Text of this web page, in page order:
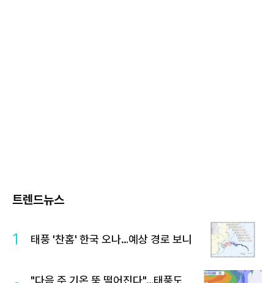
트렌드뉴스
1 태풍 '찬홈' 한국 오나…예상 경로 보니
"다음 주 기온 뚝 떨어진다"…태풍도